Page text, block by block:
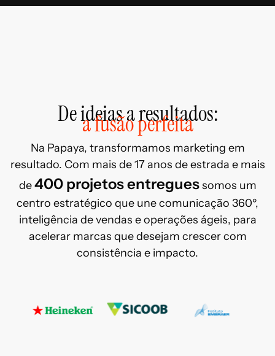
De ideias a resultados:
a fusão perfeita
Na Papaya, transformamos marketing em
resultado. Com mais de 17 anos de estrada e mais
de400 projetos entreguessomos um
centro estratégico que une comunicação 360º,
inteligência de vendas e operações ágeis, para
acelerar marcas que desejam crescer com
consistência e impacto.